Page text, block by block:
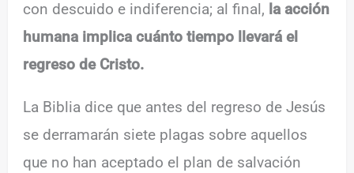
con descuido e indiferencia; al final, la acción
humana implica cuánto tiempo llevará el
regreso de Cristo.
La Biblia dice que antes del regreso de Jesús
se derramarán siete plagas sobre aquellos
que no han aceptado el plan de salvación